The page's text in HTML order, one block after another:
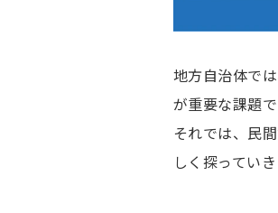
地方自治体で
が重要な課題
それでは、民
しく探っていき